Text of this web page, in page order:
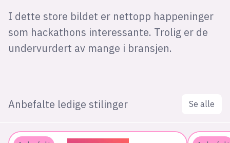
I dette store bildet er nettopp happeninger
som hackathons interessante. Trolig er de
undervurdert av mange i bransjen.
Anbefalte ledige stilinger Se alle